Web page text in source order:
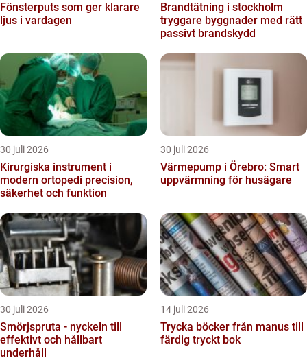
Fönsterputs som ger klarare
ljus i vardagen
Brandtätning i stockholm
tryggare byggnader med rätt
passivt brandskydd
30 juli 2026
Kirurgiska instrument i
modern ortopedi precision,
säkerhet och funktion
30 juli 2026
Värmepump i Örebro: Smart
uppvärmning för husägare
30 juli 2026
Smörjspruta - nyckeln till
effektivt och hållbart
underhåll
14 juli 2026
Trycka böcker från manus till
färdig tryckt bok